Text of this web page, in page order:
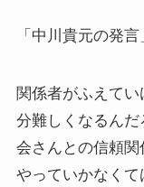
「中川貴元の発言
関係者がふえて
分難しくなるん
会さんとの信頼
やっていかなく